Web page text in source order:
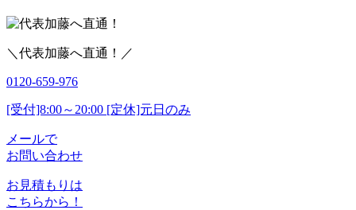
＼代表加藤へ直通！／
0120-659-976
[受付]8:00～20:00 [定休]元日のみ
メールで
お問い合わせ
お見積もりは
こちらから！